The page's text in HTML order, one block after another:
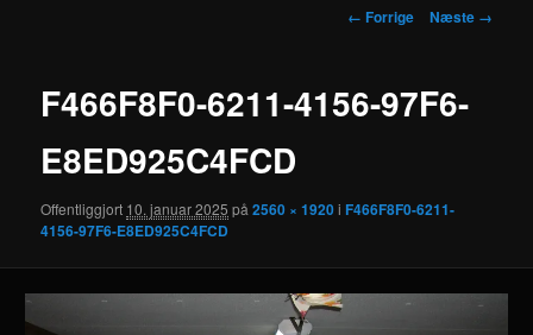
Billednavigation
← Forrige Næste →
F466F8F0-6211-4156-97F6-
E8ED925C4FCD
Offentliggjort 10. januar 2025 på2560 × 1920iF466F8F0-6211-
4156-97F6-E8ED925C4FCD